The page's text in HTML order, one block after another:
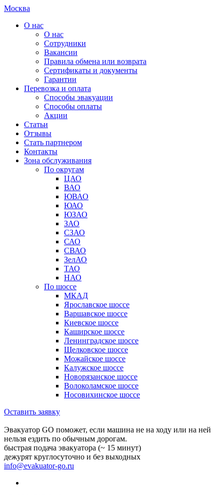
Москва
О нас
О нас
Сотрудники
Вакансии
Правила обмена или возврата
Сертификаты и документы
Гарантии
Перевозка и оплата
Способы эвакуации
Способы оплаты
Акции
Статьи
Отзывы
Стать партнером
Контакты
Зона обслуживания
По округам
ЦАО
ВАО
ЮВАО
ЮАО
ЮЗАО
ЗАО
СЗАО
САО
СВАО
ЗелАО
ТАО
НАО
По шоссе
МКАД
Ярославское шоссе
Варшавское шоссе
Киевское шоссе
Каширское шоссе
Ленинградское шоссе
Щелковское шоссе
Можайское шоссе
Калужское шоссе
Новорязанское шоссе
Волоколамское шоссе
Носовихинское шоссе
Оставить заявку
Эвакуатор GO поможет, если машина не на ходу или на ней
нельзя ездить по обычным дорогам.
быстрая подача эвакуатора (~ 15 минут)
дежурят круглосуточно и без выходных
info@evakuator-go.ru